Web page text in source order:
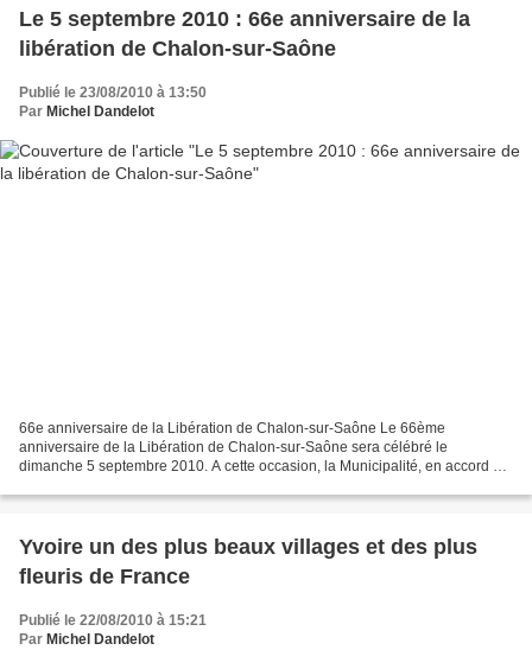
Le 5 septembre 2010 : 66e anniversaire de la
libération de Chalon-sur-Saône
Publié le 23/08/2010 à 13:50
Par Michel Dandelot
66e anniversaire de la Libération de Chalon-sur-Saône Le 66ème
anniversaire de la Libération de Chalon-sur-Saône sera célébré le
dimanche 5 septembre 2010. A cette occasion, la Municipalité, en accord et
Yvoire un des plus beaux villages et des plus
fleuris de France
Publié le 22/08/2010 à 15:21
Par Michel Dandelot